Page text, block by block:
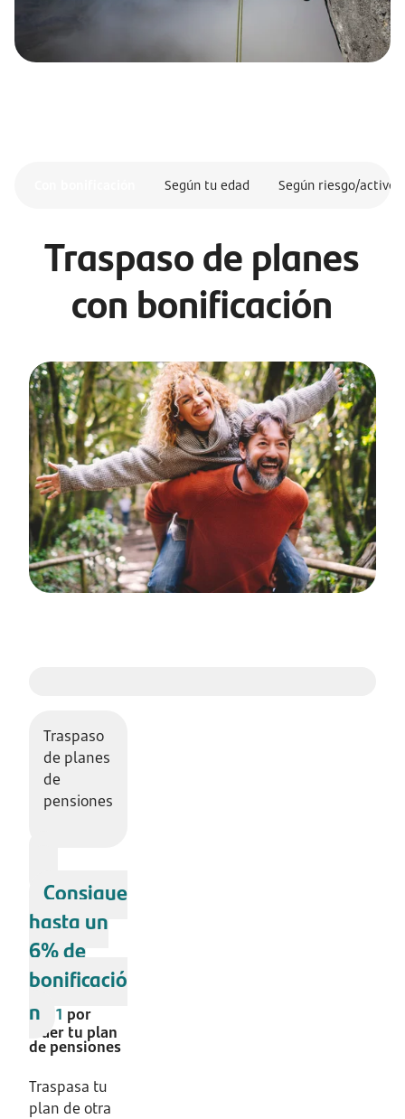
Según tu edad Según riesgo/activo
Traspaso de planes
con bonificación
Traspaso
de planes
de
pensiones
Consigue
hasta un
6% de
bonificació
n
1 por
traer tu plan
de pensiones
Traspasa tu
plan de otra